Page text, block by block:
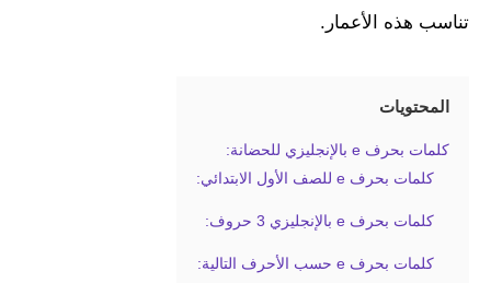
تناسب هذه الأعمار.
المحتويات
كلمات بحرف e بالإنجليزي للحضانة:
كلمات بحرف e للصف الأول الابتدائي:
كلمات بحرف e بالإنجليزي 3 حروف:
كلمات بحرف e حسب الأحرف التالية: